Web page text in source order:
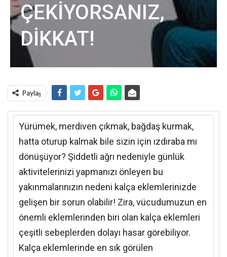
ÇEKİYORSANIZ,
DİKKAT!
Paylaş
Yürümek, merdiven çıkmak, bağdaş kurmak,
hatta oturup kalmak bile sizin için ızdıraba mı
dönüşüyor? Şiddetli ağrı nedeniyle günlük
aktivitelerinizi yapmanızı önleyen bu
yakınmalarınızın nedeni kalça eklemlerinizde
gelişen bir sorun olabilir! Zira, vücudumuzun en
önemli eklemlerinden biri olan kalça eklemleri
çeşitli sebeplerden dolayı hasar görebiliyor.
Kalça eklemlerinde en sık görülen